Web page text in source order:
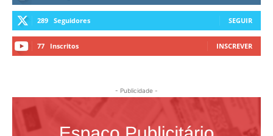
289 Seguidores SEGUIR
77 Inscritos INSCREVER
- Publicidade -